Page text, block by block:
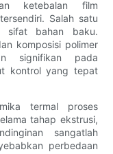
ketebalan film
Salah satu
sifat bahan baku.
komposisi polimer
signifikan pada
kontrol yang tepat
termal proses
tahap ekstrusi,
sangatlah
perbedaan